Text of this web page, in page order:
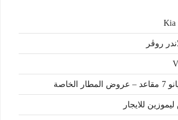
روڤر
للايجار